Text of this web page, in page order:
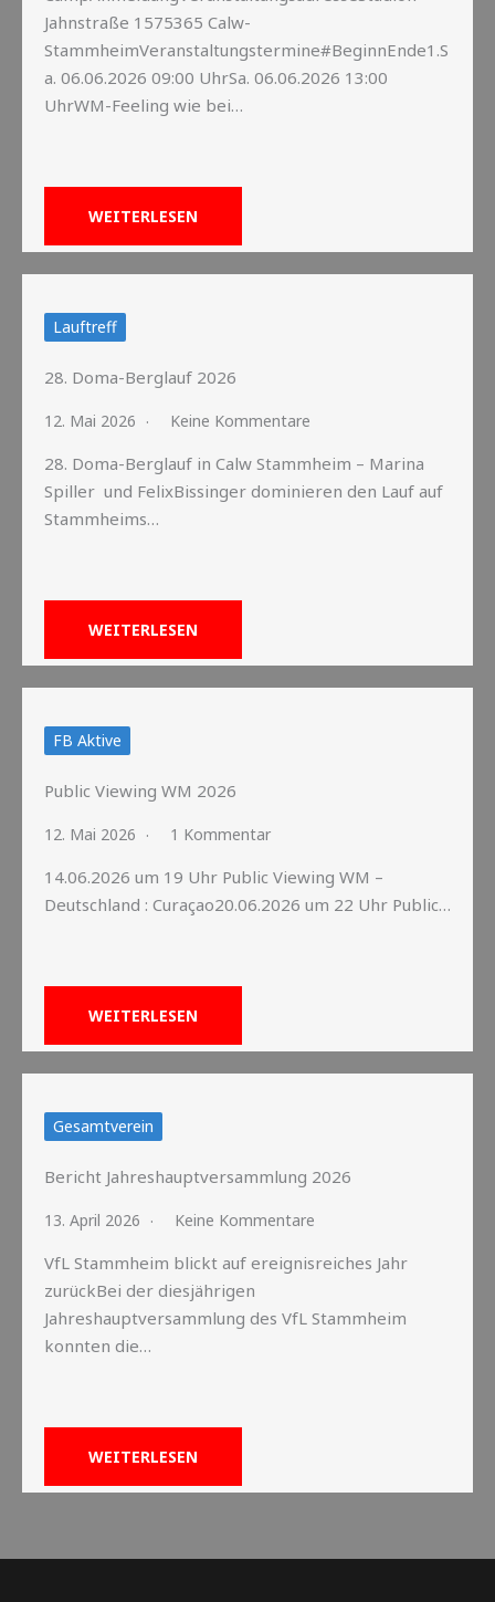
Jahnstraße 1575365 Calw-
StammheimVeranstaltungstermine#BeginnEnde1.S
a. 06.06.2026 09:00 UhrSa. 06.06.2026 13:00
UhrWM-Feeling wie bei…
WEITERLESEN
Lauftreff
28. Doma-Berglauf 2026
12. Mai 2026 Keine Kommentare
28. Doma-Berglauf in Calw Stammheim – Marina
Spiller und FelixBissinger dominieren den Lauf auf
Stammheims…
WEITERLESEN
FB Aktive
Public Viewing WM 2026
12. Mai 2026 1 Kommentar
⁠14.06.2026 um 19 Uhr Public Viewing WM –
Deutschland : Curaçao⁠20.06.2026 um 22 Uhr Public…
WEITERLESEN
Gesamtverein
Bericht Jahreshauptversammlung 2026
13. April 2026 Keine Kommentare
VfL Stammheim blickt auf ereignisreiches Jahr
zurückBei der diesjährigen
Jahreshauptversammlung des VfL Stammheim
konnten die…
WEITERLESEN